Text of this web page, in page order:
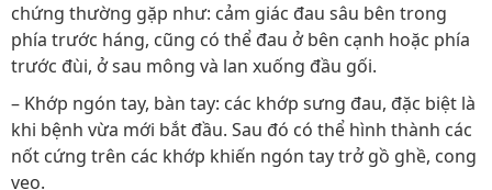
chứng thường gặp như: cảm giác đau sâu bên trong
phía trước háng, cũng có thể đau ở bên cạnh hoặc phía
trước đùi, ở sau mông và lan xuống đầu gối.
– Khớp ngón tay, bàn tay: các khớp sưng đau, đặc biệt là
khi bệnh vừa mới bắt đầu. Sau đó có thể hình thành các
nốt cứng trên các khớp khiến ngón tay trở gồ ghề, cong
vẹo.